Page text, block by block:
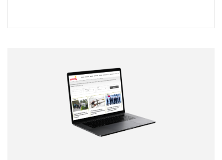
Correo electrónico
Tipo de comentario